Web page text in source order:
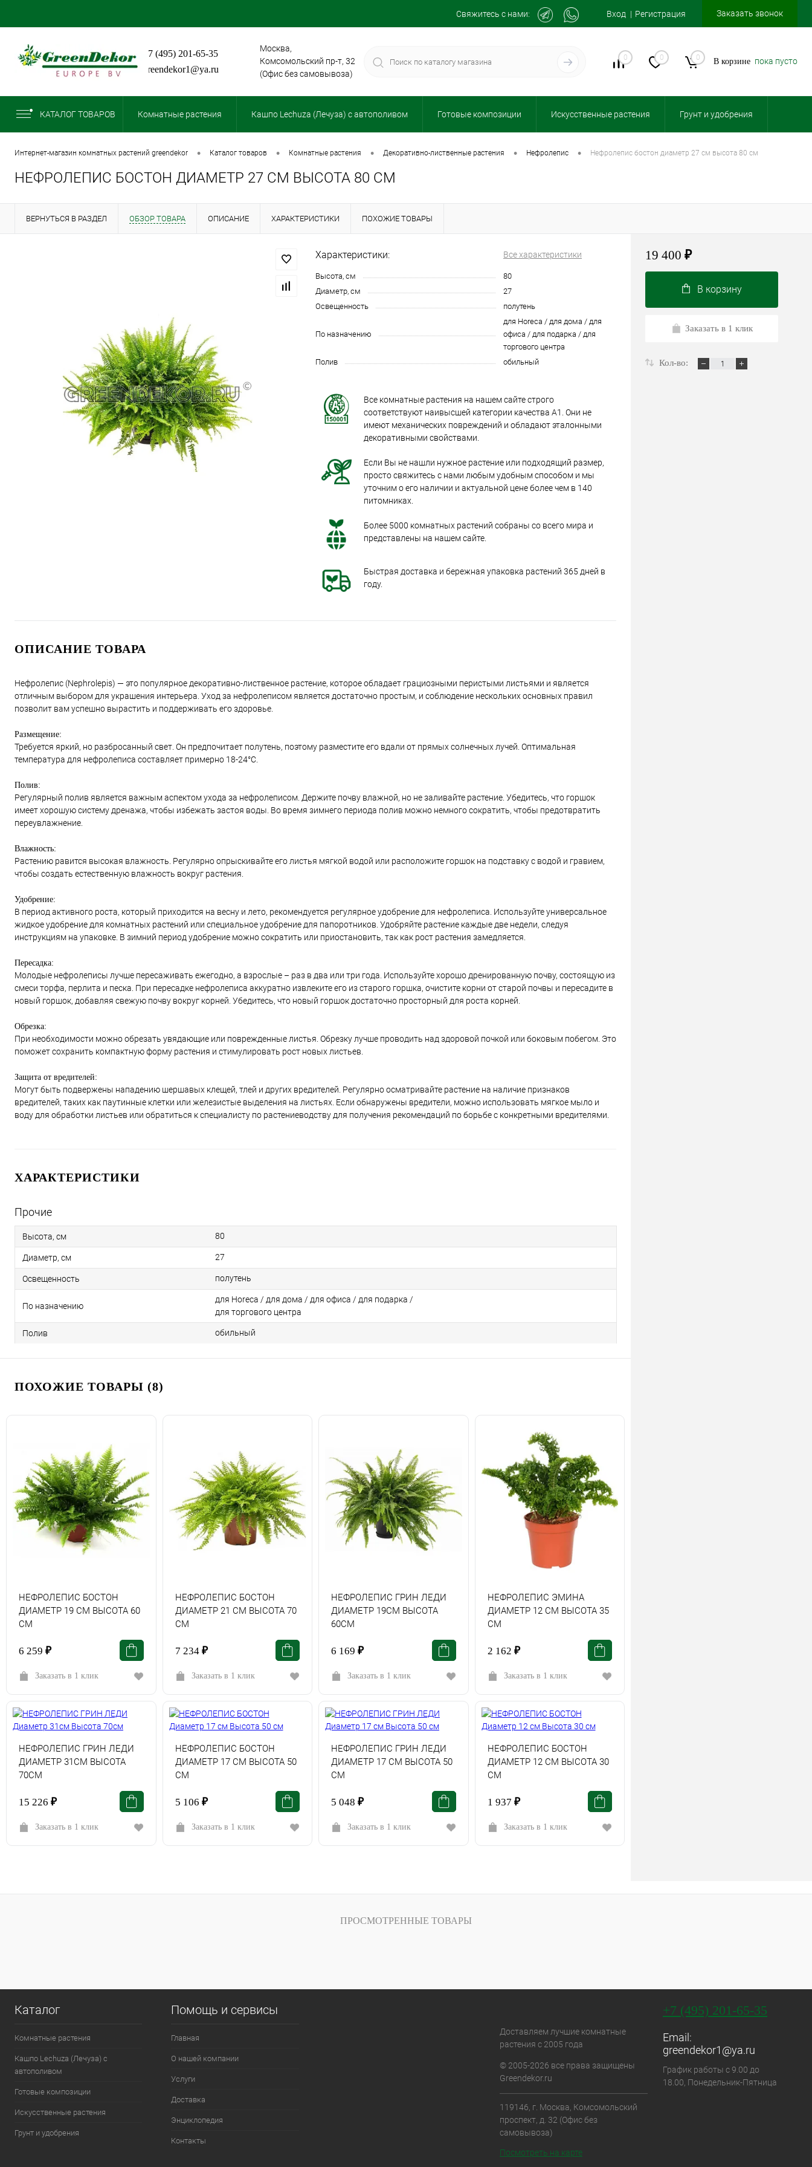
Свяжитесь с нами: Вход Регистрация Заказать звонок
+7 (495) 201-65-35
greendekor1@ya.ru
Москва,
Комсомольский пр-т, 32
(Офис без самовывоза)
0 0 0 В корзине пока пусто
КАТАЛОГ ТОВАРОВ Комнатные растения Кашпо Lechuza (Лечуза) с автополивом Готовые композиции Искусственные растения Грунт и удобрения
интернет-магазин комнатных растений greendekor • каталог товаров • комнатные растения • декоративно-лиственные растения • нефролепис • нефролепис бостон диаметр 27 см высота 80 см
НЕФРОЛЕПИС БОСТОН ДИАМЕТР 27 СМ ВЫСОТА 80 СМ
ВЕРНУТЬСЯ В РАЗДЕЛ ОБЗОР ТОВАРА ОПИСАНИЕ ХАРАКТЕРИСТИКИ ПОХОЖИЕ ТОВАРЫ
Характеристики: Все характеристики
Высота, см
80
Диаметр, см
27
Освещенность
полутень
По назначению
для Horeca / для дома / для
офиса / для подарка / для
торгового центра
Полив
обильный
Все комнатные растения на нашем сайте строго
соответствуют наивысшей категории качества А1. Они не
имеют механических повреждений и обладают эталонными
декоративными свойствами.
Если Вы не нашли нужное растение или подходящий размер,
просто свяжитесь с нами любым удобным способом и мы
уточним о его наличии и актуальной цене более чем в 140
питомниках.
Более 5000 комнатных растений собраны со всего мира и
представлены на нашем сайте.
Быстрая доставка и бережная упаковка растений 365 дней в
году.
ОПИСАНИЕ ТОВАРА
Нефролепис (Nephrolepis) — это популярное декоративно-лиственное растение, которое обладает грациозными перистыми листьями и является
отличным выбором для украшения интерьера. Уход за нефролеписом является достаточно простым, и соблюдение нескольких основных правил
позволит вам успешно вырастить и поддерживать его здоровье.
Размещение:
Требуется яркий, но разбросанный свет. Он предпочитает полутень, поэтому разместите его вдали от прямых солнечных лучей. Оптимальная
температура для нефролеписа составляет примерно 18-24°C.
Полив:
Регулярный полив является важным аспектом ухода за нефролеписом. Держите почву влажной, но не заливайте растение. Убедитесь, что горшок
имеет хорошую систему дренажа, чтобы избежать застоя воды. Во время зимнего периода полив можно немного сократить, чтобы предотвратить
переувлажнение.
Влажность:
Растению равится высокая влажность. Регулярно опрыскивайте его листья мягкой водой или расположите горшок на подставку с водой и гравием,
чтобы создать естественную влажность вокруг растения.
Удобрение:
В период активного роста, который приходится на весну и лето, рекомендуется регулярное удобрение для нефролеписа. Используйте универсальное
жидкое удобрение для комнатных растений или специальное удобрение для папоротников. Удобряйте растение каждые две недели, следуя
инструкциям на упаковке. В зимний период удобрение можно сократить или приостановить, так как рост растения замедляется.
Пересадка:
Молодые нефролеписы лучше пересаживать ежегодно, а взрослые – раз в два или три года. Используйте хорошо дренированную почву, состоящую из
смеси торфа, перлита и песка. При пересадке нефролеписа аккуратно извлеките его из старого горшка, очистите корни от старой почвы и пересадите в
новый горшок, добавляя свежую почву вокруг корней. Убедитесь, что новый горшок достаточно просторный для роста корней.
Обрезка:
При необходимости можно обрезать увядающие или поврежденные листья. Обрезку лучше проводить над здоровой почкой или боковым побегом. Это
поможет сохранить компактную форму растения и стимулировать рост новых листьев.
Защита от вредителей:
Могут быть подвержены нападению шершавых клещей, тлей и других вредителей. Регулярно осматривайте растение на наличие признаков
вредителей, таких как паутинные клетки или железистые выделения на листьях. Если обнаружены вредители, можно использовать мягкое мыло и
воду для обработки листьев или обратиться к специалисту по растениеводству для получения рекомендаций по борьбе с конкретными вредителями.
ХАРАКТЕРИСТИКИ
Прочие
Высота, см 80
Диаметр, см 27
Освещенность полутень
По назначению
для Horeca / для дома / для офиса / для подарка /
для торгового центра
Полив обильный
ПОХОЖИЕ ТОВАРЫ (8)
НЕФРОЛЕПИС БОСТОН
ДИАМЕТР 19 СМ ВЫСОТА 60
СМ
6 259 ₽
Заказать в 1 клик
НЕФРОЛЕПИС БОСТОН
ДИАМЕТР 21 СМ ВЫСОТА 70
СМ
7 234 ₽
Заказать в 1 клик
НЕФРОЛЕПИС ГРИН ЛЕДИ
ДИАМЕТР 19СМ ВЫСОТА
60СМ
6 169 ₽
Заказать в 1 клик
НЕФРОЛЕПИС ЭМИНА
ДИАМЕТР 12 СМ ВЫСОТА 35
СМ
2 162 ₽
Заказать в 1 клик
НЕФРОЛЕПИС ГРИН ЛЕДИ
ДИАМЕТР 31СМ ВЫСОТА
70СМ
15 226 ₽
Заказать в 1 клик
НЕФРОЛЕПИС БОСТОН
ДИАМЕТР 17 СМ ВЫСОТА 50
СМ
5 106 ₽
Заказать в 1 клик
НЕФРОЛЕПИС ГРИН ЛЕДИ
ДИАМЕТР 17 СМ ВЫСОТА 50
СМ
5 048 ₽
Заказать в 1 клик
НЕФРОЛЕПИС БОСТОН
ДИАМЕТР 12 СМ ВЫСОТА 30
СМ
1 937 ₽
Заказать в 1 клик
19 400 ₽
В корзину
Заказать в 1 клик
Кол-во:
ПРОСМОТРЕННЫЕ ТОВАРЫ
Каталог
Комнатные растения
Кашпо Lechuza (Лечуза) с
автополивом
Готовые композиции
Искусственные растения
Грунт и удобрения
Помощь и сервисы
Главная
О нашей компании
Услуги
Доставка
Энциклопедия
Контакты
Доставляем лучшие комнатные
растения с 2005 года
© 2005-2026 все права защищены
Greendekor.ru
119146, г. Москва, Комсомольский
проспект, д. 32 (Офис без
самовывоза)
Посмотреть на карте
+7 (495) 201-65-35
Email:
greendekor1@ya.ru
График работы с 9.00 до
18.00, Понедельник-Пятница